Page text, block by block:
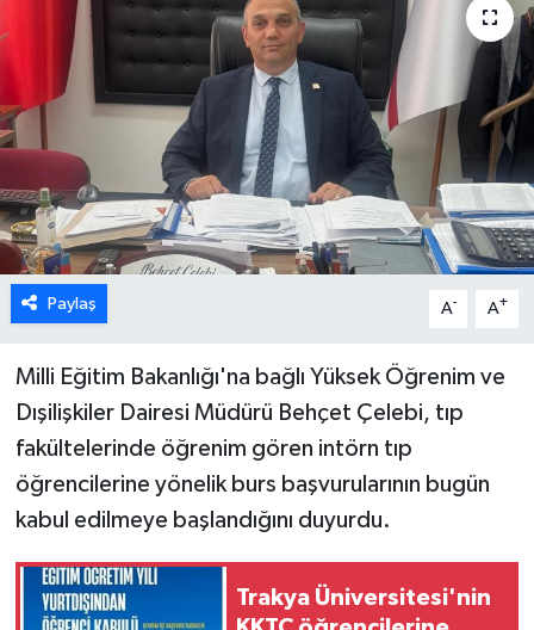
Paylaş A- A+
Milli Eğitim Bakanlığı'na bağlı Yüksek Öğrenim ve
Dışilişkiler Dairesi Müdürü Behçet Çelebi, tıp
fakültelerinde öğrenim gören intörn tıp
öğrencilerine yönelik burs başvurularının bugün
kabul edilmeye başlandığını duyurdu.
Trakya Üniversitesi'nin
GAZİMAĞUSA
GİRNE
GÜNDEM
GÜNEY KIBRIS
İÇ HABERLER
LAPTA
LEFKOŞA
MAGAZİN
Nöbetçi Eczaneler